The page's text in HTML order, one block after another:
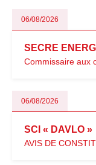
06/08/2026
SECRE
Commissaire aux
06/08/2026
SCI « DAVLO »
AVIS DE